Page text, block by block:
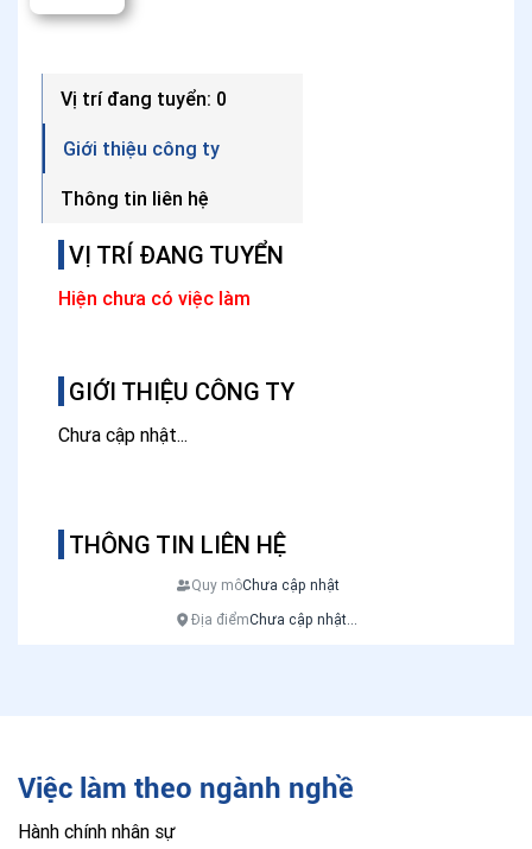
VỊ TRÍ ĐANG TUYỂN
Hiện chưa có việc làm
GIỚI THIỆU CÔNG TY
Chưa cập nhật...
THÔNG TIN LIÊN HỆ
Quy môChưa cập nhật
Địa điểmChưa cập nhật...
Vị trí đang tuyển: 0
Giới thiệu công ty
Thông tin liên hệ
Việc làm theo ngành nghề
Hành chính nhân sự